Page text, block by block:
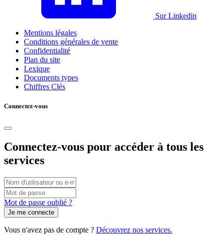
Sur Linkedin
Mentions légales
Conditions générales de vente
Confidentialité
Plan du site
Lexique
Documents types
Chiffres Clés
Connectez-vous
Connectez-vous pour accéder à tous les
services
Connexion
par
nom
d'utilisateur/adresse
e-
mail
Vous
pouvez
utiliser
votre
nom
Mot
de
passe
Mot de passe oublié ?
Vous n'avez pas de compte ? Découvrez nos services.